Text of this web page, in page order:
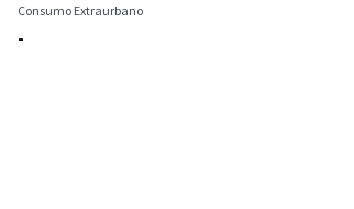
Consumo Extraurbano
-